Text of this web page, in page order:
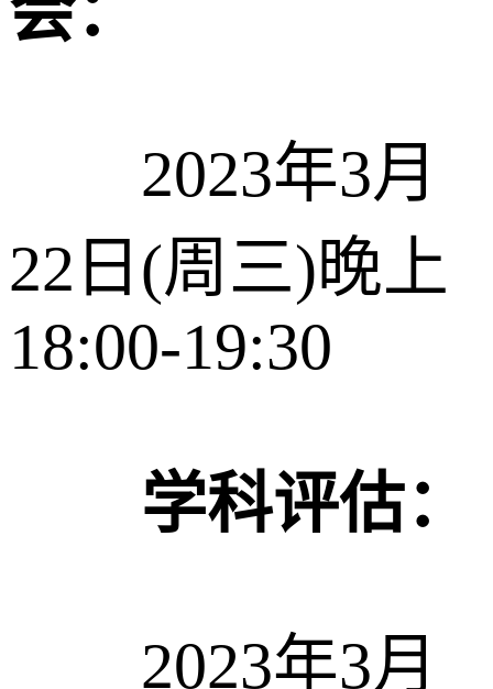
2023年3月
22日(周三)晚上
18:00-19:30
学科评估：
2023年3月